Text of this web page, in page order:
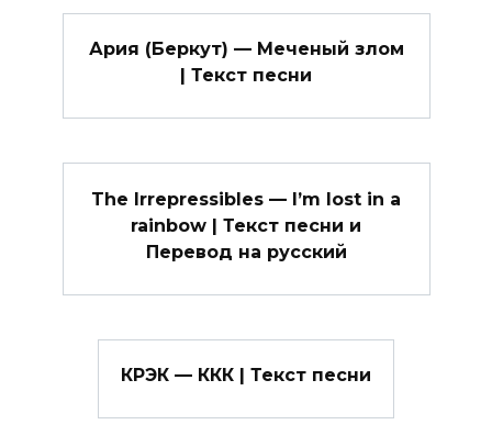
Ария (Беркут) — Меченый злом
| Текст песни
The Irrepressibles — I’m lost in a
rainbow | Текст песни и
Перевод на русский
КРЭК — ККК | Текст песни